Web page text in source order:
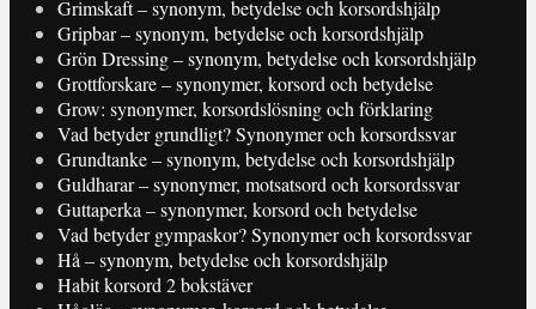
Grimskaft – synonym, betydelse och korsordshjälp
Gripbar – synonym, betydelse och korsordshjälp
Grön Dressing – synonym, betydelse och korsordshjälp
Grottforskare – synonymer, korsord och betydelse
Grow: synonymer, korsordslösning och förklaring
Vad betyder grundligt? Synonymer och korsordssvar
Grundtanke – synonym, betydelse och korsordshjälp
Guldharar – synonymer, motsatsord och korsordssvar
Guttaperka – synonymer, korsord och betydelse
Vad betyder gympaskor? Synonymer och korsordssvar
Hå – synonym, betydelse och korsordshjälp
Habit korsord 2 bokstäver